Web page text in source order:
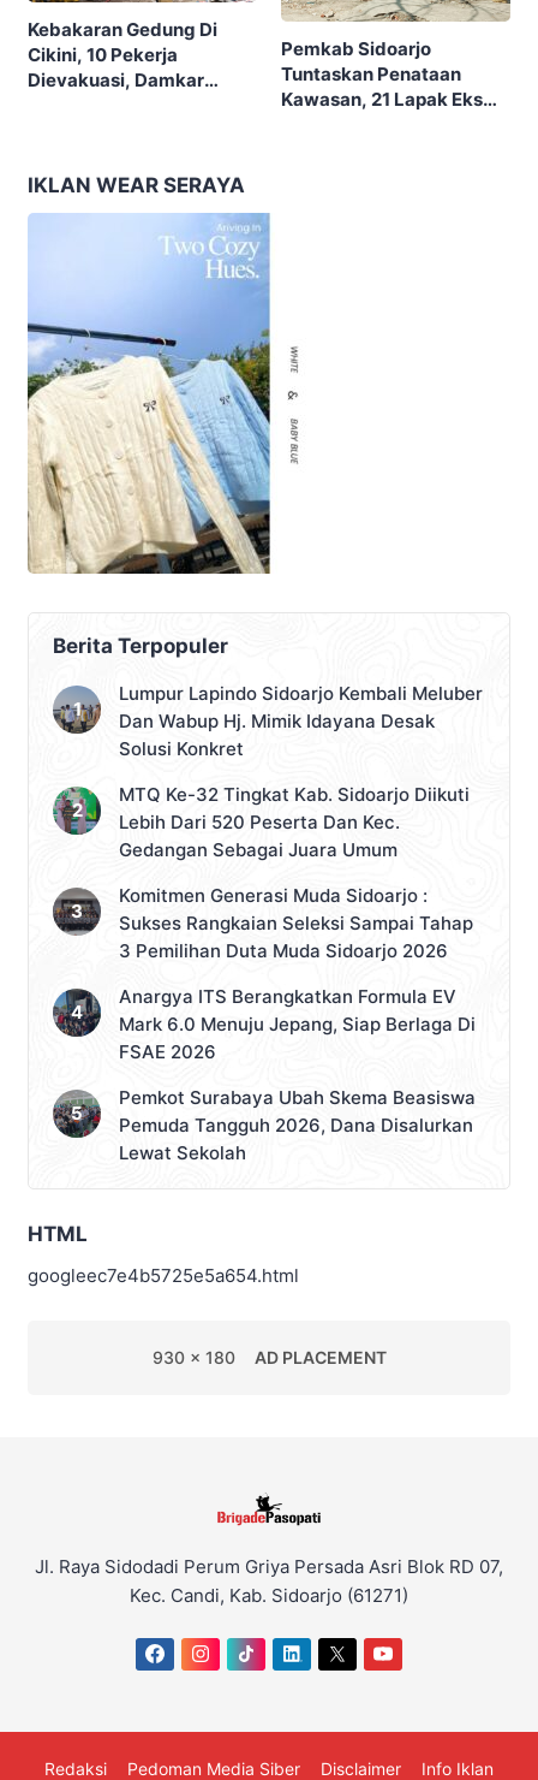
Kebakaran Gedung Di
Cikini, 10 Pekerja
Dievakuasi, Damkar
Pemkab Sidoarjo
Tuntaskan Penataan
Kawasan, 21 Lapak Eks
IKLAN WEAR SERAYA
Berita Terpopuler
Lumpur Lapindo Sidoarjo Kembali Meluber
Dan Wabup Hj. Mimik Idayana Desak
Solusi Konkret
MTQ Ke-32 Tingkat Kab. Sidoarjo Diikuti
Lebih Dari 520 Peserta Dan Kec.
Gedangan Sebagai Juara Umum
Komitmen Generasi Muda Sidoarjo :
Sukses Rangkaian Seleksi Sampai Tahap
3 Pemilihan Duta Muda Sidoarjo 2026
Anargya ITS Berangkatkan Formula EV
Mark 6.0 Menuju Jepang, Siap Berlaga Di
FSAE 2026
Pemkot Surabaya Ubah Skema Beasiswa
Pemuda Tangguh 2026, Dana Disalurkan
Lewat Sekolah
HTML
googleec7e4b5725e5a654.html
930 x 180 AD PLACEMENT
Jl. Raya Sidodadi Perum Griya Persada Asri Blok RD 07,
Kec. Candi, Kab. Sidoarjo (61271)
Redaksi Pedoman Media Siber Disclaimer Info Iklan